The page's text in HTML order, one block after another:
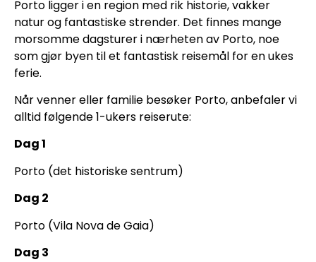
Porto ligger i en region med rik historie, vakker
natur og fantastiske strender. Det finnes mange
morsomme dagsturer i nærheten av Porto, noe
som gjør byen til et fantastisk reisemål for en ukes
ferie.
Når venner eller familie besøker Porto, anbefaler vi
alltid følgende 1-ukers reiserute:
Dag 1
Porto (det historiske sentrum)
Dag 2
Porto (Vila Nova de Gaia)
Dag 3